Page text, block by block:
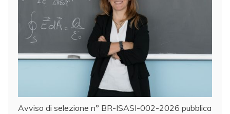
Avviso di selezione n° BR-ISASI-002-2026 pubblica